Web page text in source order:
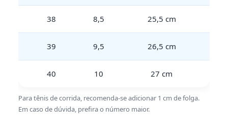
38 8,5 25,5 cm
39 9,5 26,5 cm
40 10 27 cm
Para tênis de corrida, recomenda-se adicionar 1 cm de folga.
Em caso de dúvida, prefira o número maior.